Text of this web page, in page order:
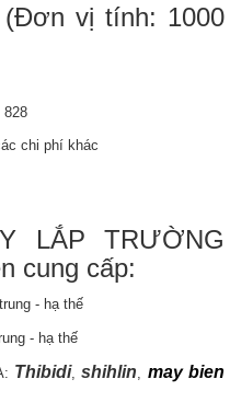
vị tính: 1000
828
chi phí khác
LẮP TRƯỜNG
cung cấp:
trung - hạ thế
- hạ thế
Thibidi ,shihlin
may bien